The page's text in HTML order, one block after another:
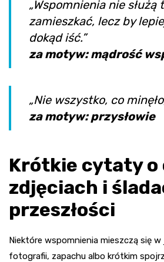
„Wspomnienia nie
zamieszkać, lecz by
dokąd iść.”
za motyw: mądrość
„Nie wszystko, co
za motyw: przysłowie
Krótkie cytaty o
zdjęciach i
przeszłości
Niektóre wspomnienia mieszczą się w
fotografii, zapachu albo krótkim